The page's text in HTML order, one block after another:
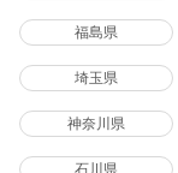
福島県
埼玉県
神奈川県
石川県